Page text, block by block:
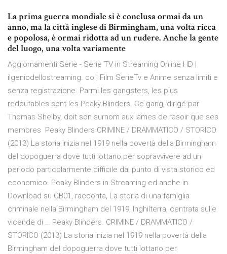
La prima guerra mondiale si è conclusa ormai da un
anno, ma la città inglese di Birmingham, una volta ricca
e popolosa, è ormai ridotta ad un rudere. Anche la gente
del luogo, una volta variamente
Aggiornamenti Serie - Serie TV in Streaming Online HD |
ilgeniodellostreaming. co | Film SerieTv e Anime senza limiti e
senza registrazione. Parmi les gangsters, les plus
redoutables sont les Peaky Blinders. Ce gang, dirigé par
Thomas Shelby, doit son surnom aux lames de rasoir que ses
membres Peaky Blinders CRIMINE / DRAMMATICO / STORICO
(2013) La storia inizia nel 1919 nella povertà della Birmingham
del dopoguerra dove tutti lottano per sopravvivere ad un
periodo particolarmente difficile dal punto di vista storico ed
economico. Peaky Blinders in Streaming ed anche in
Download su CB01, racconta, La storia di una famiglia
criminale nella Birmingham del 1919, Inghilterra, centrata sulle
vicende di … Peaky Blinders. CRIMINE / DRAMMATICO /
STORICO (2013) La storia inizia nel 1919 nella povertà della
Birmingham del dopoguerra dove tutti lottano per